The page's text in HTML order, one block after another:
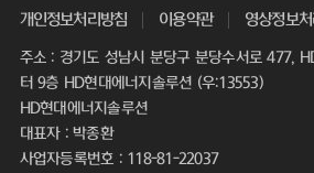
개인정보처리방침 이용약관 영상정보
주소 : 경기도 성남시 분당구 분당수서로 477,
터 9층 HD현대에너지솔루션 (우:13553)
HD현대에너지솔루션
대표자 : 박종환
사업자등록번호 : 118-81-22037